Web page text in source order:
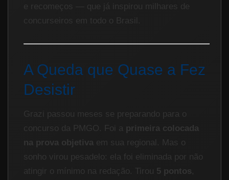
e recomeços — que já inspirou milhares de
concurseiros em todo o Brasil.
A Queda que Quase a Fez
Desistir
Grazi passou meses se preparando para o
concurso da PMGO. Foi a primeira colocada
na prova objetiva em sua regional. Mas o
sonho virou pesadelo: ela foi eliminada por não
atingir o mínimo na redação. Tirou 5 pontos,